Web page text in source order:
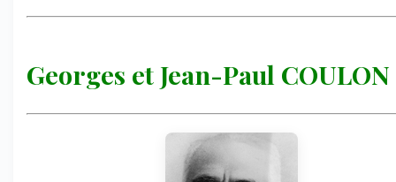
Georges et Jean-Paul COULON